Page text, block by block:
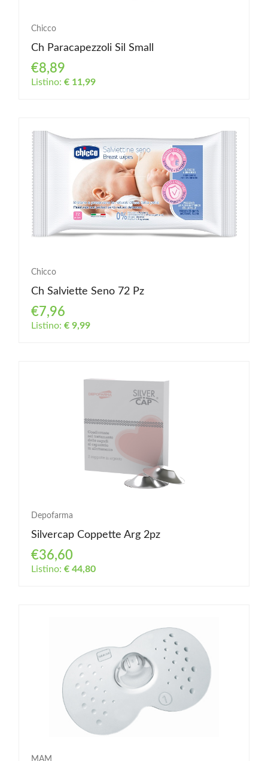
Chicco
Ch Paracapezzoli Sil Small
€8,89
Listino: € 11,99
Chicco
Ch Salviette Seno 72 Pz
€7,96
Listino: € 9,99
Depofarma
Silvercap Coppette Arg 2pz
€36,60
Listino: € 44,80
MAM